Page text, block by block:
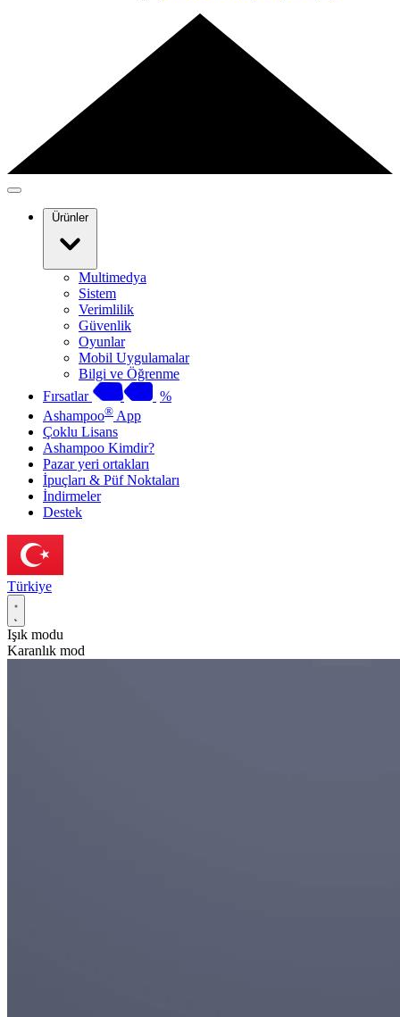
Ürünler
Multimedya
Sistem
Verimlilik
Güvenlik
Oyunlar
Mobil Uygulamalar
Bilgi ve Öğrenme
Fırsatlar
%
Ashampoo® App
Çoklu Lisans
Ashampoo Kimdir?
Pazar yeri ortakları
İpuçları & Püf Noktaları
İndirmeler
Destek
Türkiye
Işık modu
Karanlık mod